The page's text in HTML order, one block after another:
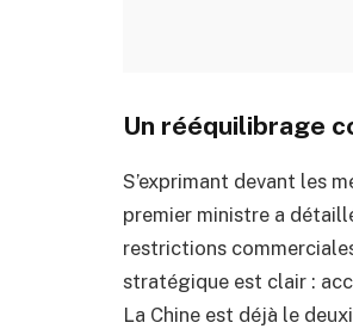
Un rééquilibrage
S’exprimant devant les
premier ministre a
restrictions
stratégique est clair :
La Chine est déjà le